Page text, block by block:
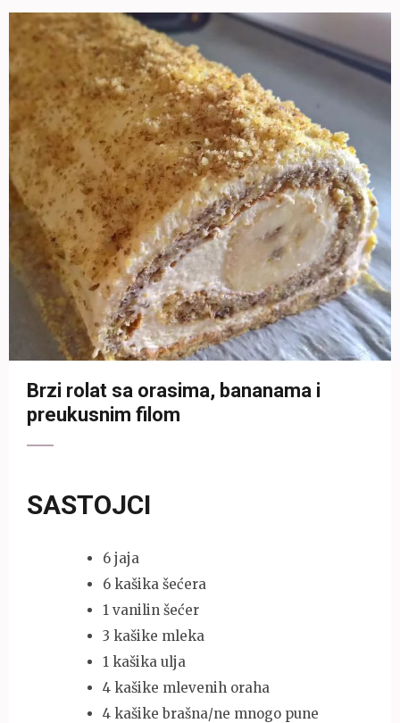
Brzi rolat sa orasima, bananama i
preukusnim filom
SASTOJCI
6 jaja
6 kašika šećera
1 vanilin šećer
3 kašike mleka
1 kašika ulja
4 kašike mlevenih oraha
4 kašike brašna/ne mnogo pune